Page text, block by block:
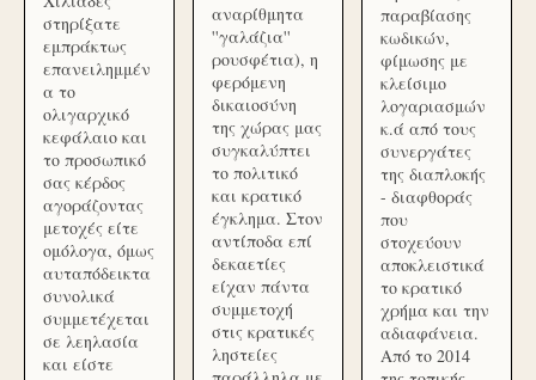
στηρίξατε
εμπράκτως
επανειλημμέν
α το
ολιγαρχικό
κεφάλαιο και
το προσωπικό
σας κέρδος
αγοράζοντας
μετοχές είτε
ομόλογα, όμως
αυταπόδεικτα
συνολικά
συμμετέχεται
σε λεηλασία
και είστε
αναρίθμητα
''γαλάζια''
ρουσφέτια), η
φερόμενη
δικαιοσύνη
της χώρας μας
συγκαλύπτει
το πολιτικό
και κρατικό
έγκλημα. Στον
αντίποδα επί
δεκαετίες
είχαν πάντα
συμμετοχή
στις κρατικές
ληστείες
παραβίασης
κωδικών,
φίμωσης με
κλείσιμο
λογαριασμών
κ.ά από τους
συνεργάτες
της διαπλοκής
- διαφθοράς
που
στοχεύουν
αποκλειστικά
το κρατικό
χρήμα και την
αδιαφάνεια.
Από το 2014